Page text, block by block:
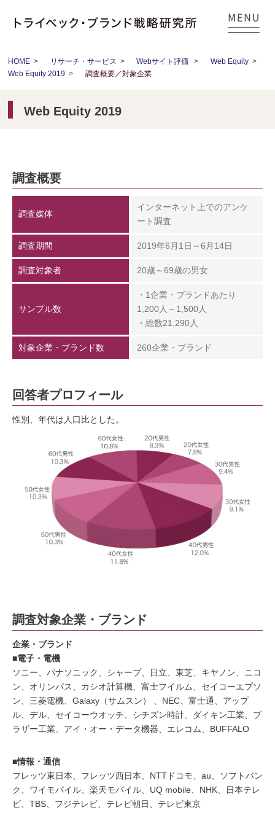
HOME > リサーチ・サービス > Webサイト評価 > Web Equity>
Web Equity 2019 > 調査概要／対象企業
Web Equity 2019
調査概要
調査媒体
インターネット上でのアンケ
ート調査
調査期間 2019年6月1日～6月14日
調査対象者 20歳～69歳の男女
サンプル数
・1企業・ブランドあたり
1,200人～1,500人
・総数21,290人
対象企業・ブランド数 260企業・ブランド
回答者プロフィール
性別、年代は人口比とした。
調査対象企業・ブランド
企業・ブランド
■電子・電機
ソニー、パナソニック、シャープ、日立、東芝、キヤノン、ニコ
ン、オリンパス、カシオ計算機、富士フイルム、セイコーエプソ
ン、三菱電機、Galaxy（サムスン） 、NEC、富士通、アップ
ル、デル、セイコーウオッチ、シチズン時計、ダイキン工業、ブ
ラザー工業、アイ・オー・データ機器、エレコム、BUFFALO
■情報・通信
フレッツ東日本、フレッツ西日本、NTTドコモ、au、ソフトバン
ク、ワイモバイル、楽天モバイル、UQ mobile、NHK、日本テレ
ビ、TBS、フジテレビ、テレビ朝日、テレビ東京